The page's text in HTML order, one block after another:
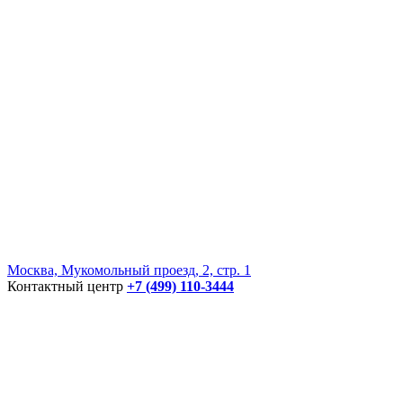
Москва, Мукомольный проезд, 2, стр. 1
Контактный центр +7 (499) 110-3444